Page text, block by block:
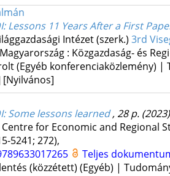
Lessons 11 Years After a First
Intézet (szerk.) 3rd
: Közgazdaság- és
(Egyéb konferenciaközlemény) |
[Nyilvános]
: Some lessons learned, 28 p. (2023)
for Economic and Regional
5241; 272),
Teljes
(közzétett) (Egyéb) |